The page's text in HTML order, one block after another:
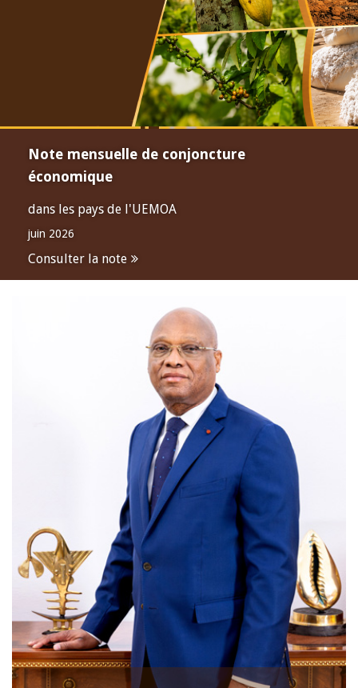
Note mensuelle de conjoncture
économique
dans les pays de l'UEMOA
juin 2026
Consulter la note